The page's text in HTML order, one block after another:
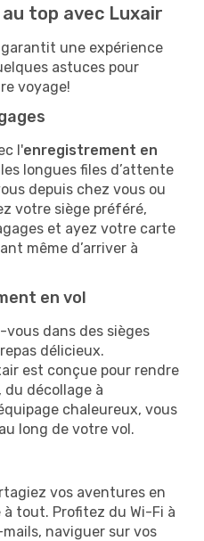
top avec Luxair
une expérience
astuces pour
voyage!
l'enregistrement en
longues files d’attente
depuis chez vous ou
votre siège préféré,
et ayez votre carte
même d’arriver à
en vol
dans des sièges
délicieux.
est conçue pour rendre
du décollage à
chaleureux, vous
long de votre vol.
vos aventures en
tout. Profitez du Wi-Fi à
naviguer sur vos